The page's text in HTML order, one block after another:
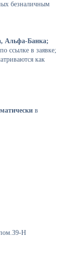
безналичным
Альфа-Банка;
ссылке в заявке;
как
в
Н